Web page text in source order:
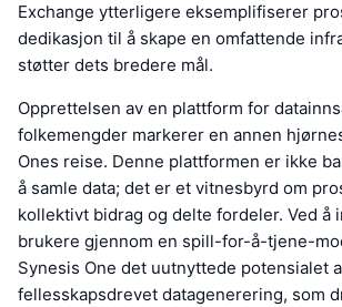
Exchange ytterligere eksemplifiserer
dedikasjon til å skape en omfattende
støtter dets bredere mål.
Opprettelsen av en plattform for
folkemengder markerer en annen
Ones reise. Denne plattformen er ikke
å samle data; det er et vitnesbyrd om
kollektivt bidrag og delte fordeler. Ved å
brukere gjennom en spill-for-å-tjene-
Synesis One det uutnyttede potensialet
fellesskapsdrevet datagenerering, som